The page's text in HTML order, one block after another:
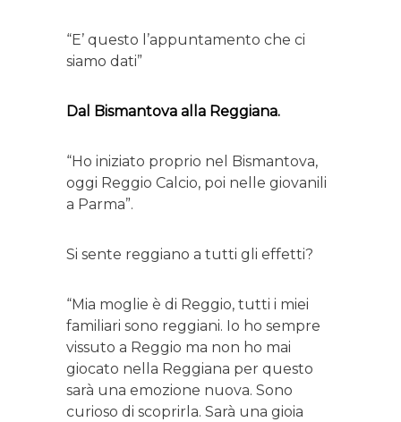
“E’ questo l’appuntamento che ci
siamo dati”
Dal Bismantova alla Reggiana.
“Ho iniziato proprio nel Bismantova,
oggi Reggio Calcio, poi nelle giovanili
a Parma”.
Si sente reggiano a tutti gli effetti?
“Mia moglie è di Reggio, tutti i miei
familiari sono reggiani. Io ho sempre
vissuto a Reggio ma non ho mai
giocato nella Reggiana per questo
sarà una emozione nuova. Sono
curioso di scoprirla. Sarà una gioia